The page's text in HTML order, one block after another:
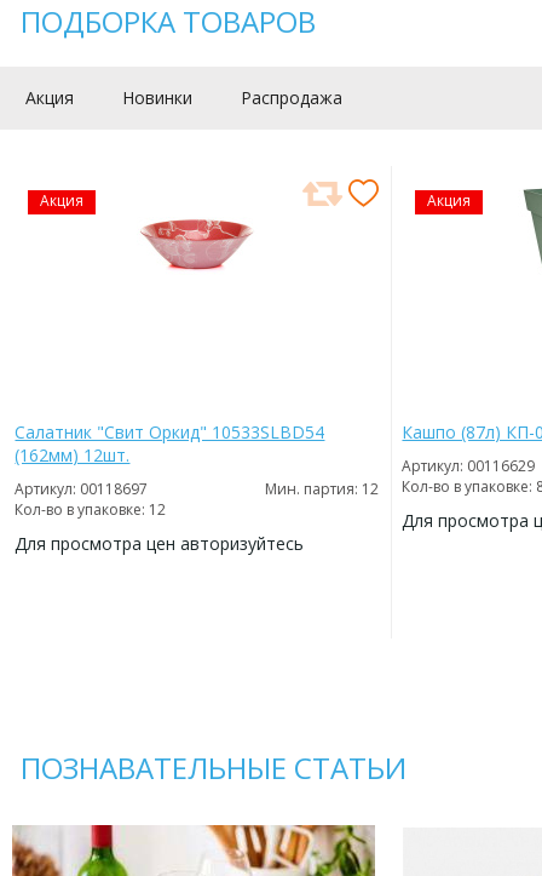
ПОДБОРКА ТОВАРОВ
Акция Новинки Распродажа
Акция
Салатник "Свит Оркид" 10533SLBD54
(162мм) 12шт.
Артикул: 00118697
Мин. партия: 12
Кол-во в упаковке: 12
Для просмотра цен авторизуйтесь
Акция
Кашпо (87л) КП-
Артикул: 00116629
Кол-во в упаковке:
Для просмотра
ПОЗНАВАТЕЛЬНЫЕ СТАТЬИ